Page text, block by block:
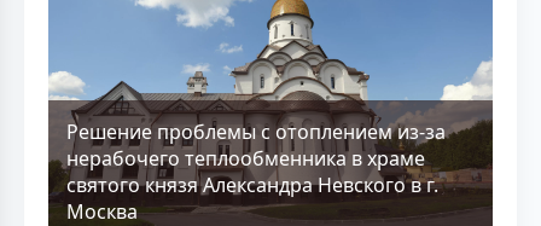
Решение проблемы с отоплением из-за
нерабочего теплообменника в храме
святого князя Александра Невского в г.
Москва